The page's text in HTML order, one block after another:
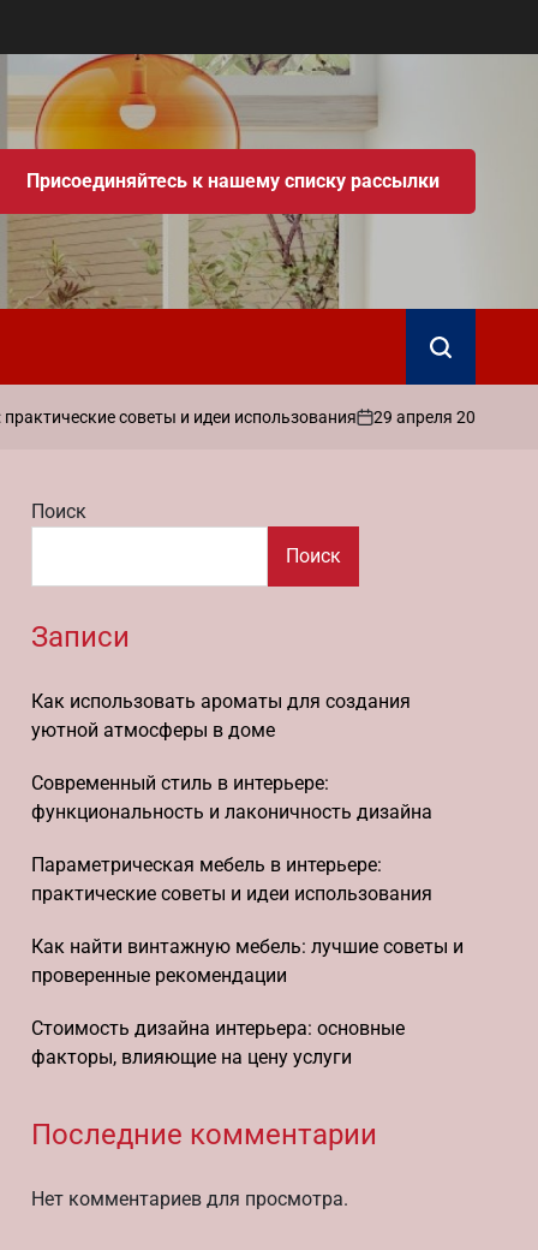
Присоединяйтесь к нашему списку рассылки
Поиск
советы и идеи использования
on
29 апреля 2026
Запись
admin
Поиск
Поиск
Записи
Как использовать ароматы для создания
уютной атмосферы в доме
Современный стиль в интерьере:
функциональность и лаконичность дизайна
Параметрическая мебель в интерьере:
практические советы и идеи использования
Как найти винтажную мебель: лучшие советы и
проверенные рекомендации
Стоимость дизайна интерьера: основные
факторы, влияющие на цену услуги
Последние комментарии
Нет комментариев для просмотра.